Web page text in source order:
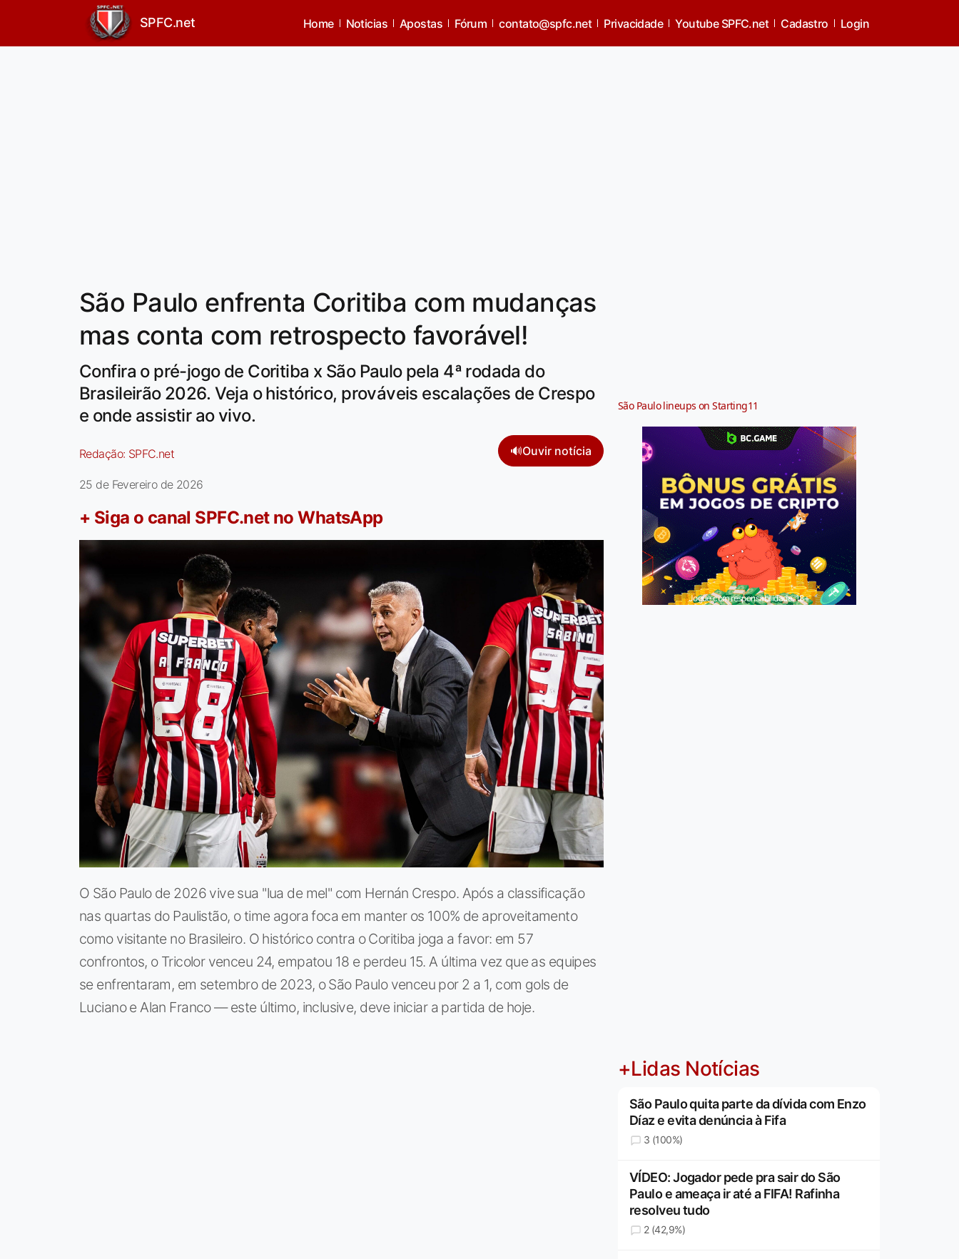
SPFC.net Home Noticias Apostas Fórum contato@spfc.net Privacidade Youtube SPFC.net Cadastro Login
São Paulo enfrenta Coritiba com mudanças
mas conta com retrospecto favorável!
Confira o pré-jogo de Coritiba x São Paulo pela 4ª rodada do
Brasileirão 2026. Veja o histórico, prováveis escalações de Crespo
e onde assistir ao vivo.
Redação: SPFC.net 🔊Ouvir notícia
25 de Fevereiro de 2026
+ Siga o canal SPFC.net no WhatsApp
O São Paulo de 2026 vive sua "lua de mel" com Hernán Crespo. Após a classificação
nas quartas do Paulistão, o time agora foca em manter os 100% de aproveitamento
como visitante no Brasileiro. O histórico contra o Coritiba joga a favor: em 57
confrontos, o Tricolor venceu 24, empatou 18 e perdeu 15. A última vez que as equipes
se enfrentaram, em setembro de 2023, o São Paulo venceu por 2 a 1, com gols de
Luciano e Alan Franco — este último, inclusive, deve iniciar a partida de hoje.
São Paulo lineups on Starting11
Jogue com responsabilidade. 18+
+Lidas Notícias
São Paulo quita parte da dívida com Enzo
Díaz e evita denúncia à Fifa
3 (100%)
VÍDEO: Jogador pede pra sair do São
Paulo e ameaça ir até a FIFA! Rafinha
resolveu tudo
2 (42,9%)